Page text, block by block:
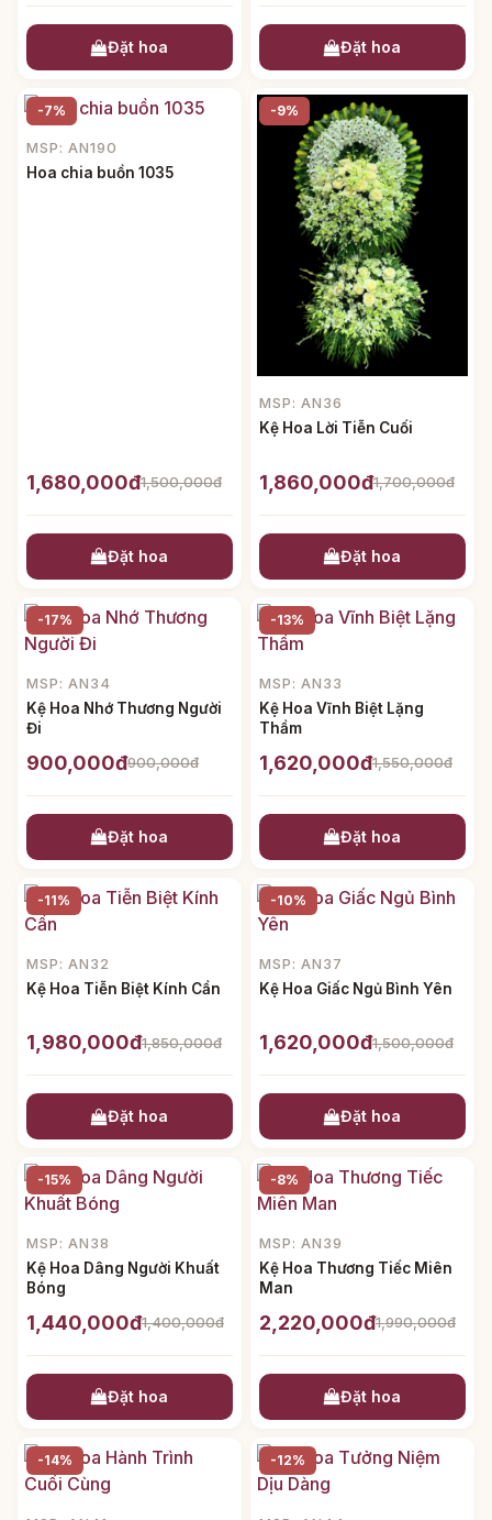
Đặt hoa Đặt hoa
-7%
MSP: AN190
Hoa chia buồn 1035
1,680,000đ1,500,000đ
Đặt hoa
-9%
MSP: AN36
Kệ Hoa Lời Tiễn Cuối
1,860,000đ1,700,000đ
Đặt hoa
-17%
MSP: AN34
Kệ Hoa Nhớ Thương Người
Đi
900,000đ900,000đ
Đặt hoa
-13%
MSP: AN33
Kệ Hoa Vĩnh Biệt Lặng
Thầm
1,620,000đ1,550,000đ
Đặt hoa
-11%
MSP: AN32
Kệ Hoa Tiễn Biệt Kính Cẩn
1,980,000đ1,850,000đ
Đặt hoa
-10%
MSP: AN37
Kệ Hoa Giấc Ngủ Bình Yên
1,620,000đ1,500,000đ
Đặt hoa
-15%
MSP: AN38
Kệ Hoa Dâng Người Khuất
Bóng
1,440,000đ1,400,000đ
Đặt hoa
-8%
MSP: AN39
Kệ Hoa Thương Tiếc Miên
Man
2,220,000đ1,990,000đ
Đặt hoa
-14% -12%